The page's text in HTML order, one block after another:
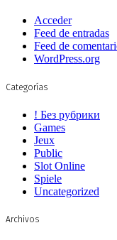
Acceder
Feed de entradas
Feed de
WordPress.org
Categorías
! Без рубрики
Games
Jeux
Public
Slot Online
Spiele
Uncategorized
Archivos